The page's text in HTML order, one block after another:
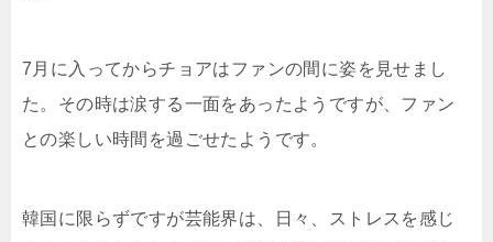
7月に入ってからチョアはファンの間に姿を見せまし
た。その時は涙する一面をあったようですが、ファン
との楽しい時間を過ごせたようです。
韓国に限らずですが芸能界は、日々、ストレスを感じ